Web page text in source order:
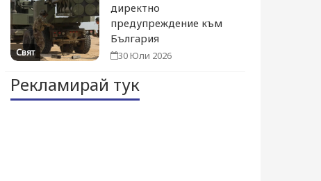
Свят
директно
предупреждение към
България
30 Юли 2026
Рекламирай тук